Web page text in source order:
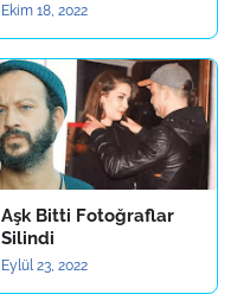
Ekim 18, 2022
Aşk Bitti Fotoğraflar
Silindi
Eylül 23, 2022